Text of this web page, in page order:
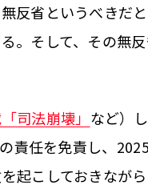
反省というべきだ
。そして、その無反
司法崩壊」 など）
責任を免責し、
起こしておきなが